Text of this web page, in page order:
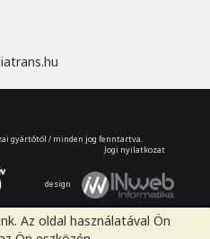
gyártótól / minden jog fenntartva.
Jogi nyilatkozat
design
Az oldal használatával Ön